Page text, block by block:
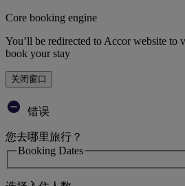
Core booking engine
You’ll be redirected to Accor website to
book your stay
关闭窗口
错误
您去哪里旅行？
Booking Dates